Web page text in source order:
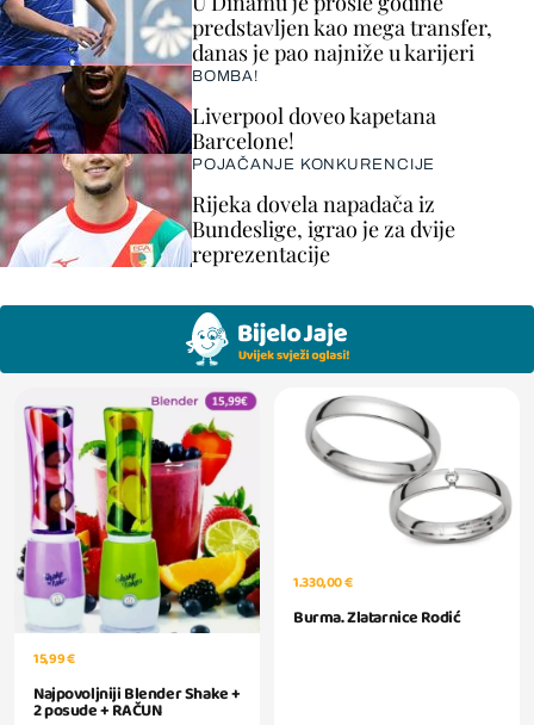
predstavljen kao mega transfer,
danas je pao najniže u karijeri
BOMBA!
Liverpool doveo kapetana
Barcelone!
POJAČANJE KONKURENCIJE
Rijeka dovela napadača iz
Bundeslige, igrao je za dvije
reprezentacije
15,99 €
Najpovoljniji Blender Shake +
2 posude + RAČUN
1.330,00 €
Burma. Zlatarnice Rodić